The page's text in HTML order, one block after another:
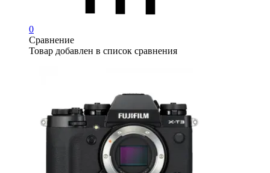
0
Сравнение
Товар добавлен в список сравнения